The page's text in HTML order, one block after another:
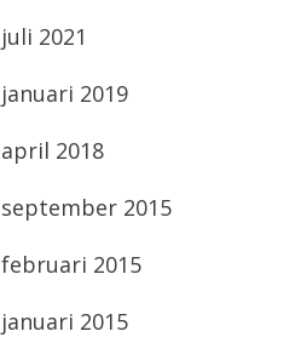
juli 2021
januari 2019
april 2018
september 2015
februari 2015
januari 2015